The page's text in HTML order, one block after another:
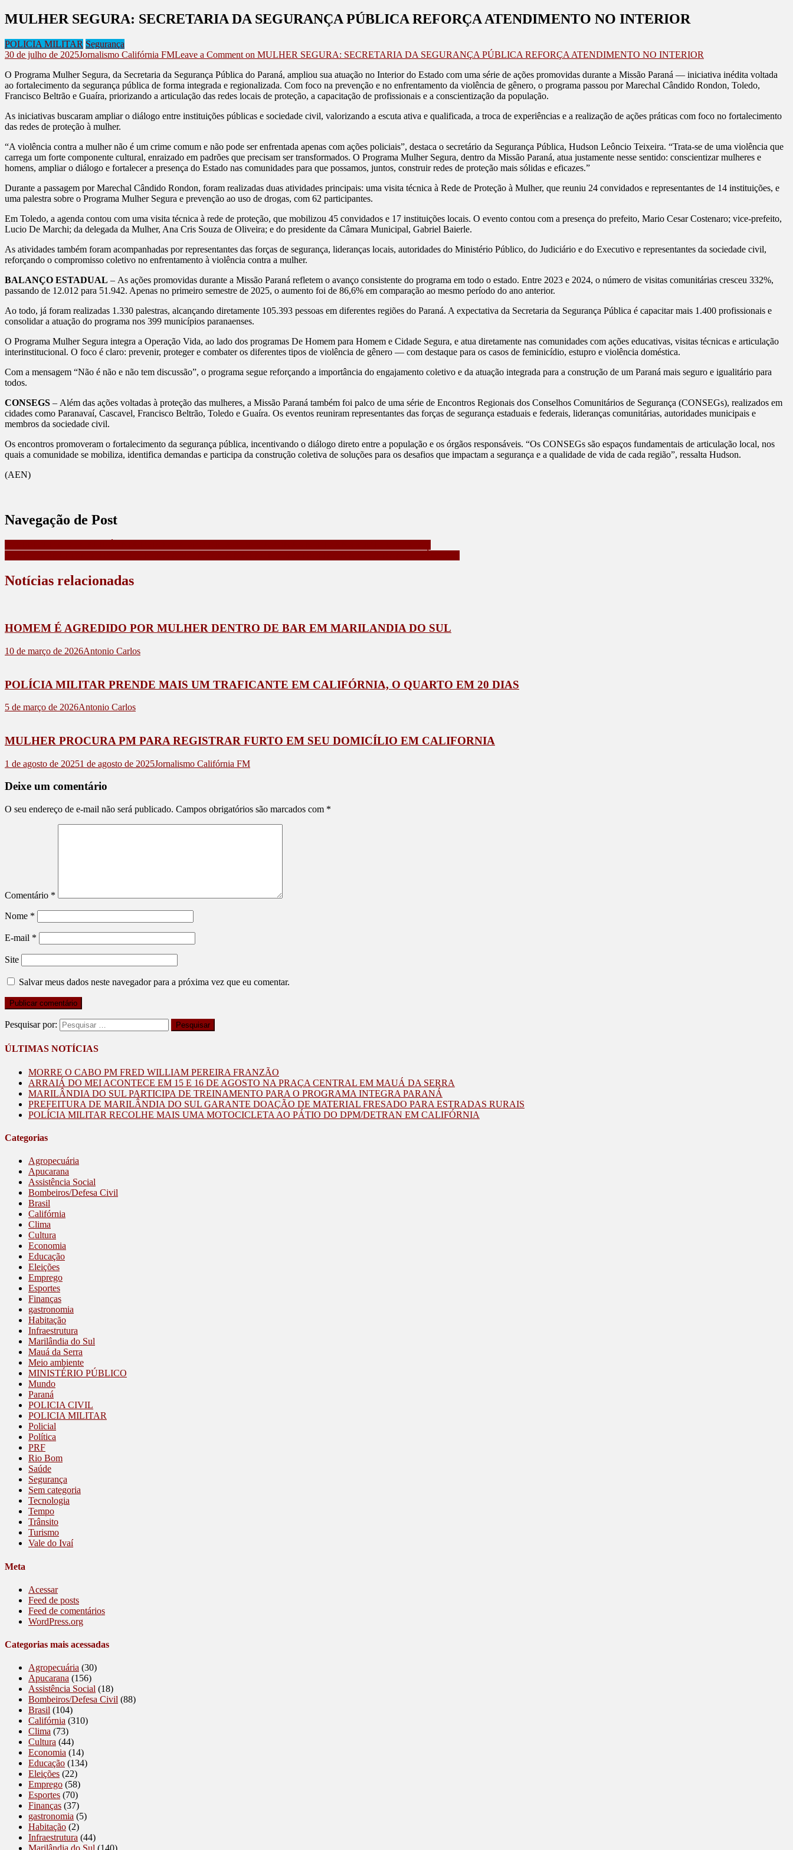
MULHER SEGURA: SECRETARIA DA SEGURANÇA PÚBLICA REFORÇA ATENDIMENTO NO INTERIOR
POLICIA MILITAR Segurança
30 de julho de 2025Jornalismo Califórnia FMLeave a Comment on MULHER SEGURA: SECRETARIA DA SEGURANÇA PÚBLICA REFORÇA ATENDIMENTO NO INTERIOR
O Programa Mulher Segura, da Secretaria da Segurança Pública do Paraná, ampliou sua atuação no Interior do Estado com uma série de ações promovidas durante a Missão Paraná — iniciativa inédita voltada
ao fortalecimento da segurança pública de forma integrada e regionalizada. Com foco na prevenção e no enfrentamento da violência de gênero, o programa passou por Marechal Cândido Rondon, Toledo,
Francisco Beltrão e Guaíra, priorizando a articulação das redes locais de proteção, a capacitação de profissionais e a conscientização da população.
As iniciativas buscaram ampliar o diálogo entre instituições públicas e sociedade civil, valorizando a escuta ativa e qualificada, a troca de experiências e a realização de ações práticas com foco no fortalecimento
das redes de proteção à mulher.
“A violência contra a mulher não é um crime comum e não pode ser enfrentada apenas com ações policiais”, destaca o secretário da Segurança Pública, Hudson Leôncio Teixeira. “Trata-se de uma violência que
carrega um forte componente cultural, enraizado em padrões que precisam ser transformados. O Programa Mulher Segura, dentro da Missão Paraná, atua justamente nesse sentido: conscientizar mulheres e
homens, ampliar o diálogo e fortalecer a presença do Estado nas comunidades para que possamos, juntos, construir redes de proteção mais sólidas e eficazes.”
Durante a passagem por Marechal Cândido Rondon, foram realizadas duas atividades principais: uma visita técnica à Rede de Proteção à Mulher, que reuniu 24 convidados e representantes de 14 instituições, e
uma palestra sobre o Programa Mulher Segura e prevenção ao uso de drogas, com 62 participantes.
Em Toledo, a agenda contou com uma visita técnica à rede de proteção, que mobilizou 45 convidados e 17 instituições locais. O evento contou com a presença do prefeito, Mario Cesar Costenaro; vice-prefeito,
Lucio De Marchi; da delegada da Mulher, Ana Cris Souza de Oliveira; e do presidente da Câmara Municipal, Gabriel Baierle.
As atividades também foram acompanhadas por representantes das forças de segurança, lideranças locais, autoridades do Ministério Público, do Judiciário e do Executivo e representantes da sociedade civil,
reforçando o compromisso coletivo no enfrentamento à violência contra a mulher.
BALANÇO ESTADUAL – As ações promovidas durante a Missão Paraná refletem o avanço consistente do programa em todo o estado. Entre 2023 e 2024, o número de visitas comunitárias cresceu 332%,
passando de 12.012 para 51.942. Apenas no primeiro semestre de 2025, o aumento foi de 86,6% em comparação ao mesmo período do ano anterior.
Ao todo, já foram realizadas 1.330 palestras, alcançando diretamente 105.393 pessoas em diferentes regiões do Paraná. A expectativa da Secretaria da Segurança Pública é capacitar mais 1.400 profissionais e
consolidar a atuação do programa nos 399 municípios paranaenses.
O Programa Mulher Segura integra a Operação Vida, ao lado dos programas De Homem para Homem e Cidade Segura, e atua diretamente nas comunidades com ações educativas, visitas técnicas e articulação
interinstitucional. O foco é claro: prevenir, proteger e combater os diferentes tipos de violência de gênero — com destaque para os casos de feminicídio, estupro e violência doméstica.
Com a mensagem “Não é não e não tem discussão”, o programa segue reforçando a importância do engajamento coletivo e da atuação integrada para a construção de um Paraná mais seguro e igualitário para
todos.
CONSEGS – Além das ações voltadas à proteção das mulheres, a Missão Paraná também foi palco de uma série de Encontros Regionais dos Conselhos Comunitários de Segurança (CONSEGs), realizados em
cidades como Paranavaí, Cascavel, Francisco Beltrão, Toledo e Guaíra. Os eventos reuniram representantes das forças de segurança estaduais e federais, lideranças comunitárias, autoridades municipais e
membros da sociedade civil.
Os encontros promoveram o fortalecimento da segurança pública, incentivando o diálogo direto entre a população e os órgãos responsáveis. “Os CONSEGs são espaços fundamentais de articulação local, nos
quais a comunidade se mobiliza, identifica demandas e participa da construção coletiva de soluções para os desafios que impactam a segurança e a qualidade de vida de cada região”, ressalta Hudson.
(AEN)
Navegação de Post
Notícias relacionadas
HOMEM É AGREDIDO POR MULHER DENTRO DE BAR EM MARILANDIA DO SUL
10 de março de 2026Antonio Carlos
POLÍCIA MILITAR PRENDE MAIS UM TRAFICANTE EM CALIFÓRNIA, O QUARTO EM 20 DIAS
5 de março de 2026Antonio Carlos
MULHER PROCURA PM PARA REGISTRAR FURTO EM SEU DOMICÍLIO EM CALIFORNIA
1 de agosto de 20251 de agosto de 2025Jornalismo Califórnia FM
Deixe um comentário
O seu endereço de e-mail não será publicado. Campos obrigatórios são marcados com *
Comentário *
Nome *
E-mail *
Site
Salvar meus dados neste navegador para a próxima vez que eu comentar.
Pesquisar por:
ÚLTIMAS NOTÍCIAS
MORRE O CABO PM FRED WILLIAM PEREIRA FRANZÃO
ARRAIÁ DO MEI ACONTECE EM 15 E 16 DE AGOSTO NA PRAÇA CENTRAL EM MAUÁ DA SERRA
MARILÂNDIA DO SUL PARTICIPA DE TREINAMENTO PARA O PROGRAMA INTEGRA PARANÁ
PREFEITURA DE MARILÂNDIA DO SUL GARANTE DOAÇÃO DE MATERIAL FRESADO PARA ESTRADAS RURAIS
POLÍCIA MILITAR RECOLHE MAIS UMA MOTOCICLETA AO PÁTIO DO DPM/DETRAN EM CALIFÓRNIA
Categorias
Agropecuária
Apucarana
Assistência Social
Bombeiros/Defesa Civil
Brasil
Califórnia
Clima
Cultura
Economia
Educação
Eleições
Emprego
Esportes
Finanças
gastronomia
Habitação
Infraestrutura
Marilândia do Sul
Mauá da Serra
Meio ambiente
MINISTÉRIO PÚBLICO
Mundo
Paraná
POLICIA CIVIL
POLICIA MILITAR
Policial
Política
PRF
Rio Bom
Saúde
Segurança
Sem categoria
Tecnologia
Tempo
Trânsito
Turismo
Vale do Ivaí
Meta
Acessar
Feed de posts
Feed de comentários
WordPress.org
Categorias mais acessadas
Agropecuária (30)
Apucarana (156)
Assistência Social (18)
Bombeiros/Defesa Civil (88)
Brasil (104)
Califórnia (310)
Clima (73)
Cultura (44)
Economia (14)
Educação (134)
Eleições (22)
Emprego (58)
Esportes (70)
Finanças (37)
gastronomia (5)
Habitação (2)
Infraestrutura (44)